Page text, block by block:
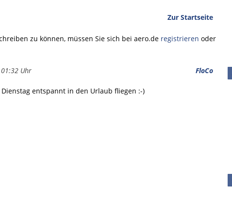
Zur Startseite
zu können, müssen Sie sich bei aero.de registrieren oder
Uhr FloCo
entspannt in den Urlaub fliegen :-)